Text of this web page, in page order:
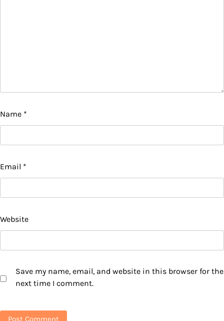
Name *
Email *
Website
Save my name, email, and website in this browser for the
next time I comment.